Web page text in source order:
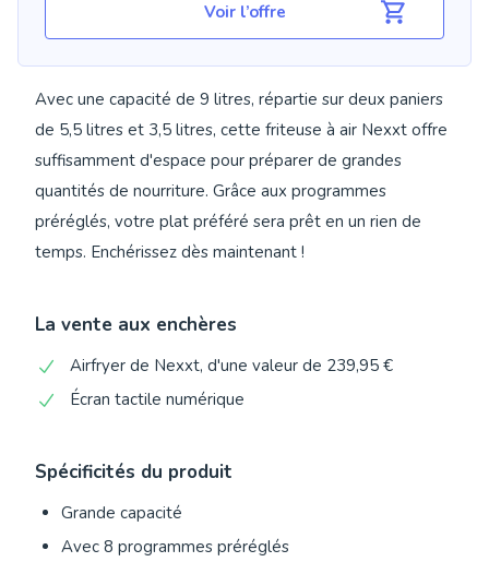
Voir l’offre
Avec une capacité de 9 litres, répartie sur deux paniers
de 5,5 litres et 3,5 litres, cette friteuse à air Nexxt offre
suffisamment d'espace pour préparer de grandes
quantités de nourriture. Grâce aux programmes
préréglés, votre plat préféré sera prêt en un rien de
temps. Enchérissez dès maintenant !
La vente aux enchères
Airfryer de Nexxt, d'une valeur de 239,95 €
Écran tactile numérique
Spécificités du produit
Grande capacité
Avec 8 programmes préréglés